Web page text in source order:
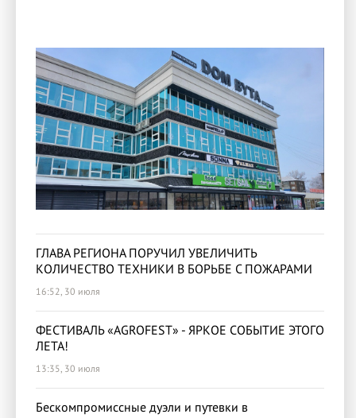
ГЛАВА РЕГИОНА ПОРУЧИЛ УВЕЛИЧИТЬ
КОЛИЧЕСТВО ТЕХНИКИ В БОРЬБЕ С ПОЖАРАМИ
16:52, 30 июля
ФЕСТИВАЛЬ «AGROFEST» - ЯРКОЕ СОБЫТИЕ ЭТОГО
ЛЕТА!
13:35, 30 июля
Бескомпромиссные дуэли и путевки в